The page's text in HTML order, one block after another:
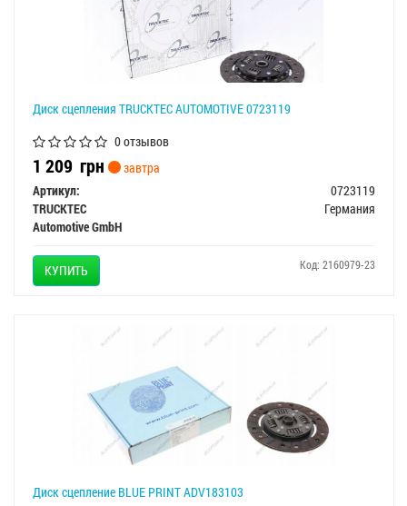
Диск сцепления TRUCKTEC AUTOMOTIVE 0723119
0 отзывов
1 209 грн
завтра
Артикул:
0723119
TRUCKTEC
Automotive GmbH
Германия
КУПИТЬ Код: 2160979-23
Диск сцепление BLUE PRINT ADV183103